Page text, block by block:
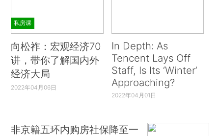
私房课
向松祚：宏观经济70
讲，带你了解国内外
经济大局
2022年04月06日
In Depth: As
Tencent Lays Off
Staff, Is Its ‘Winter’
Approaching?
2022年04月01日
非京籍五环内购房社保降至一